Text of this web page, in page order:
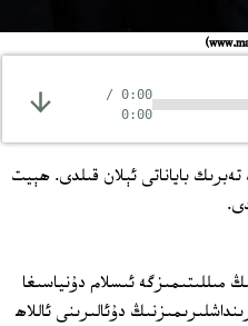
0:00
/
0:00
باياناتى ئېلان قىلدى. ھېيت
ئىسلام دۇنياسىغا
دۇئالىرىنى ئاللاھ